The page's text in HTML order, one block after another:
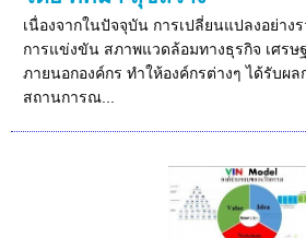
เนื่องจากในปัจจุบัน การเปลี่ยนแปลงอย่าง
การแข่งขัน สภาพแวดล้อมทางธุรกิจ เศรษ
ภายนอกองค์กร ทำให้องค์กรต่างๆ ได้รับผ
สถานการณ...